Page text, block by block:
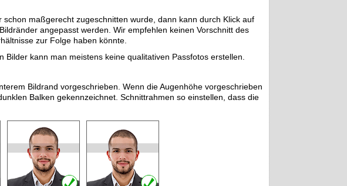
maßgerecht zugeschnitten wurde, dann kann durch Klick auf
angepasst werden. Wir empfehlen keinen Vorschnitt des
zur Folge haben könnte.
kann man meistens keine qualitativen Passfotos erstellen.
Bildrand vorgeschrieben. Wenn die Augenhöhe vorgeschrieben
Balken gekennzeichnet. Schnittrahmen so einstellen, dass die